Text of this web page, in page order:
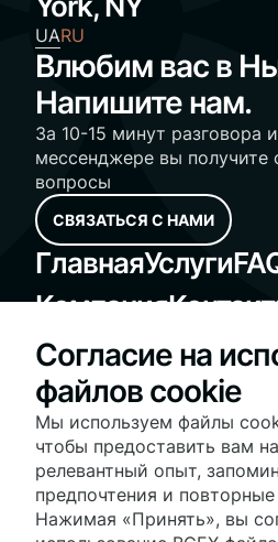
UARU
Влюбим вас в
Напишите нам.
За 10-15 минут разговора
мессенджере вы получите
вопросы
СВЯЗАТЬСЯ С НАМИ
ГлавнаяУслуги
Компания
Standard Operating
Fair Housing Notice
© 2025 Vesna Realty -
#10991236030 | All Rights
На нашем сайте используются
оптимизации работы сайта и
персонализированных услуг и
использовать сайт, вы
условиями использования
Дополнительную информацию о
Согласие на
файлов cookie
Мы используем файлы
чтобы предоставить вам
релевантный опыт,
предпочтения и
Нажимая «Принять», вы